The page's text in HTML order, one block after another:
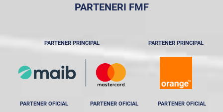
PARTENERI FMF
PARTENER PRINCIPAL PARTENER PRINCIPAL
PARTENER OFICIAL PARTENER OFICIAL PARTENER OFICIAL